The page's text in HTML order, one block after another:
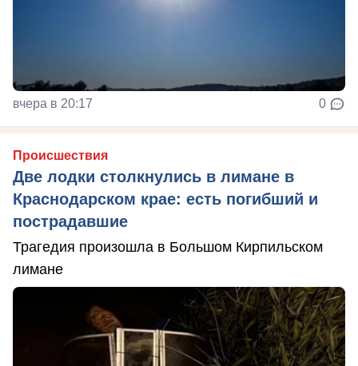
вчера в 20:17 0
Происшествия
Две лодки столкнулись в лимане в
Краснодарском крае: есть погибший и
пострадавшие
Трагедия произошла в Большом Кирпильском
лимане